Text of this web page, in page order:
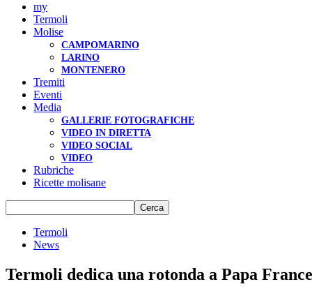
my
Termoli
Molise
CAMPOMARINO
LARINO
MONTENERO
Tremiti
Eventi
Media
GALLERIE FOTOGRAFICHE
VIDEO IN DIRETTA
VIDEO SOCIAL
VIDEO
Rubriche
Ricette molisane
Termoli
News
Termoli dedica una rotonda a Papa